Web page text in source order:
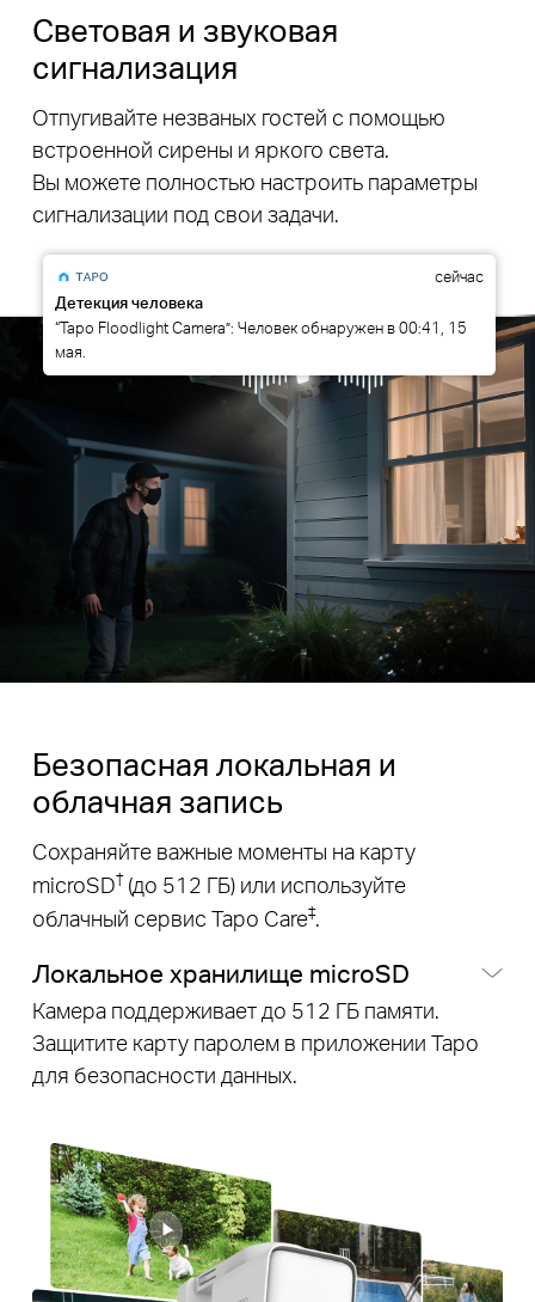
Световая и звуковая
сигнализация
Отпугивайте незваных гостей с помощью
встроенной сирены и яркого света.
Вы можете полностью настроить параметры
сигнализации под свои задачи.
сейчас
Детекция человека
“Tapo Floodlight Camera”: Человек обнаружен в 00:41, 15
мая.
Безопасная локальная и
облачная запись
Сохраняйте важные моменты на карту
microSD†(до 512 ГБ) или используйте
облачный сервис Tapo Care‡.
Локальное хранилище microSD
Камера поддерживает до 512 ГБ памяти.
Защитите карту паролем в приложении Tapo
для безопасности данных.